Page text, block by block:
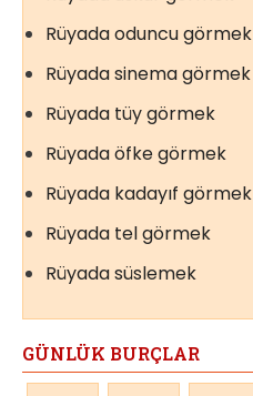
Rüyada oduncu görmek
Rüyada sinema görmek
Rüyada tüy görmek
Rüyada öfke görmek
Rüyada kadayıf görmek
Rüyada tel görmek
Rüyada süslemek
GÜNLÜK BURÇLAR